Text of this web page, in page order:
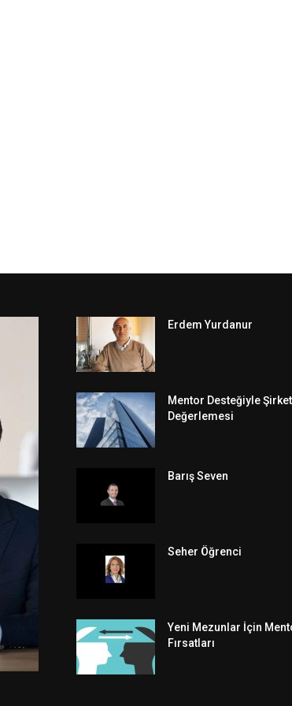
Erdem Yurdanur
Mentor Desteğiyle Şirket
Değerlemesi
Barış Seven
Seher Öğrenci
Yeni Mezunlar İçin
Fırsatları